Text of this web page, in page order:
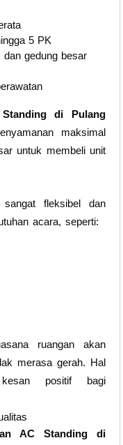
5 PK
gedung besar
di Pulang
maksimal
untuk membeli unit
sangat fleksibel dan
acara, seperti:
ruangan akan
merasa gerah. Hal
positif bagi
AC Standing di